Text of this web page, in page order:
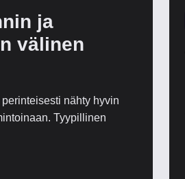
ja
välinen
nähty hyvin
Tyypillinen